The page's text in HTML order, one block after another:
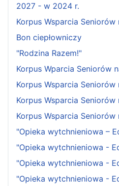
2027 - w 2024 r.
Korpus Wsparcia
Bon ciepłowniczy
"Rodzina Razem!"
Korpus Wparcia Seniorów
Korpus Wsparcia
Korpus Wsparcia
Korpus Wsparcia
"Opieka wytchnieniowa –
"Opieka wytchnieniowa -
"Opieka wytchnieniowa -
"Opieka wytchnieniowa -